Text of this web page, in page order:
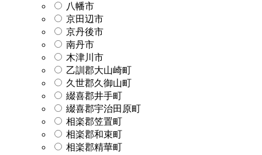
八幡市
京田辺市
京丹後市
南丹市
木津川市
乙訓郡大山崎町
久世郡久御山町
綴喜郡井手町
綴喜郡宇治田原町
相楽郡笠置町
相楽郡和束町
相楽郡精華町